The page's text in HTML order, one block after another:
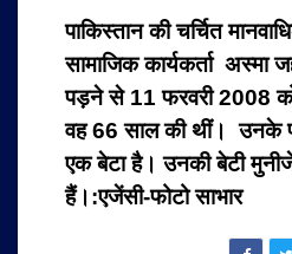
पाकिस्तान की चर्चित
सामाजिक कार्यकर्ता अस्मा
पड़ने से 11 फरवरी 2008 को
वह 66 साल की थीं।
उनके
एक बेटा है। उनकी बेटी मुनीजे
हैं।:एजेंसी-फोटो साभार